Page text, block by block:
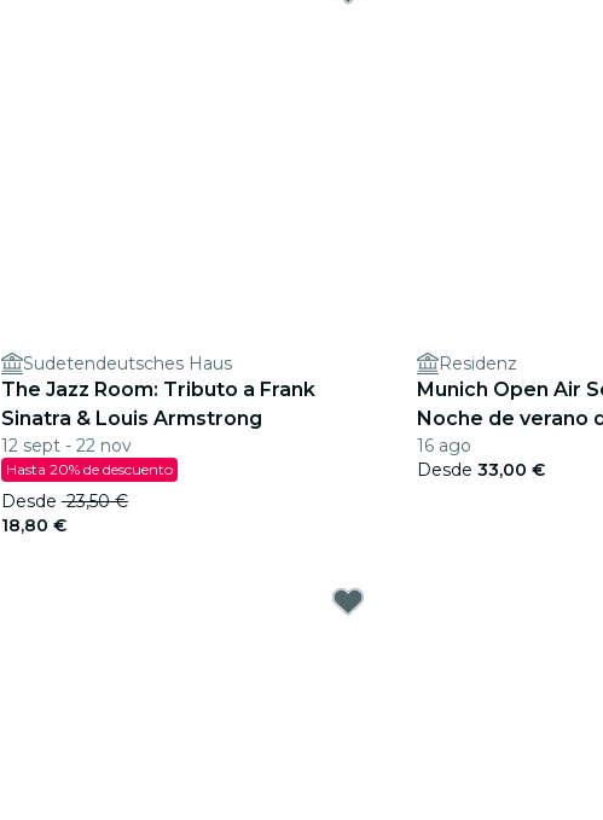
Sudetendeutsches Haus
The Jazz Room: Tributo a Frank
Sinatra & Louis Armstrong
12 sept - 22 nov
Hasta 20% de descuento
Desde 23,50 €
18,80 €
Residenz
Munich Open Air
Noche de verano
Best of Hans
más
16 ago
Desde 33,00 €